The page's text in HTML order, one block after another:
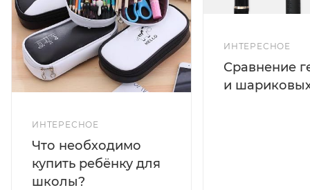
ИНТЕРЕСНОЕ
Что необходимо
купить ребёнку для
школы?
ИНТЕРЕСНОЕ
Сравнение
и